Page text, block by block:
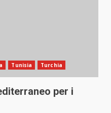
Tunisia Turchia
per i